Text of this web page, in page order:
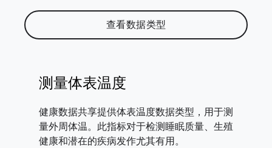
查看数据类型
测量体表温度
健康数据共享提供体表温度数据类型，用于测
量外周体温。此指标对于检测睡眠质量、生殖
健康和潜在的疾病发作尤其有用。